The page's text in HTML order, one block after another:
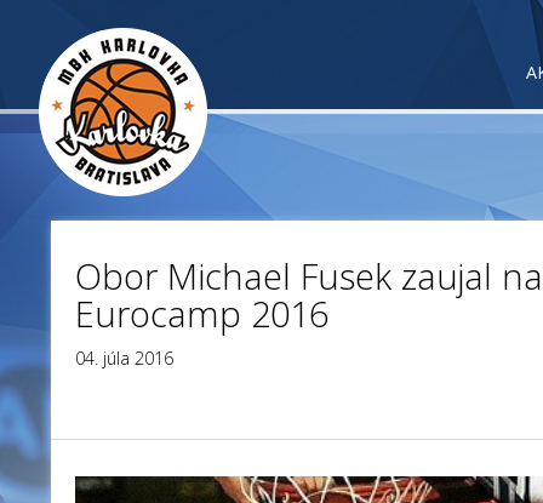
Obor Michael Fusek zaujal
Eurocamp 2016
04. júla 2016